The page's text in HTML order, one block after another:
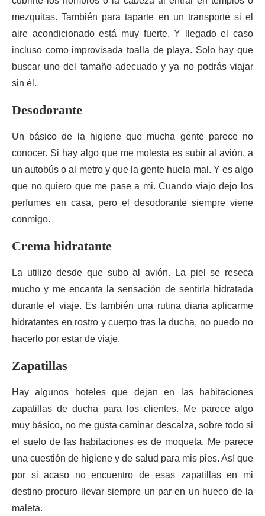
mezquitas. También para taparte en un transporte si el
aire acondicionado está muy fuerte. Y llegado el caso
incluso como improvisada toalla de playa. Solo hay que
buscar uno del tamaño adecuado y ya no podrás viajar
sin él.
Desodorante
Un básico de la higiene que mucha gente parece no
conocer. Si hay algo que me molesta es subir al avión, a
un autobús o al metro y que la gente huela mal. Y es algo
que no quiero que me pase a mi. Cuando viajo dejo los
perfumes en casa, pero el desodorante siempre viene
conmigo.
Crema hidratante
La utilizo desde que subo al avión. La piel se reseca
mucho y me encanta la sensación de sentirla hidratada
durante el viaje. Es también una rutina diaria aplicarme
hidratantes en rostro y cuerpo tras la ducha, no puedo no
hacerlo por estar de viaje.
Zapatillas
Hay algunos hoteles que dejan en las habitaciones
zapatillas de ducha para los clientes. Me parece algo
muy básico, no me gusta caminar descalza, sobre todo si
el suelo de las habitaciones es de moqueta. Me parece
una cuestión de higiene y de salud para mis pies. Así que
por si acaso no encuentro de esas zapatillas en mi
destino procuro llevar siempre un par en un hueco de la
maleta.